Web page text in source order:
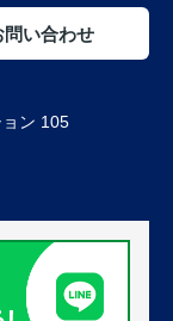
問い合わせ
ン 105